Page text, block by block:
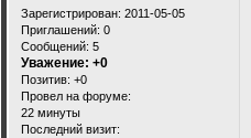
Зарегистрирован: 2011-05-05
Приглашений: 0
Сообщений: 5
Уважение: +0
Позитив: +0
Провел на форуме:
22 минуты
Последний визит: